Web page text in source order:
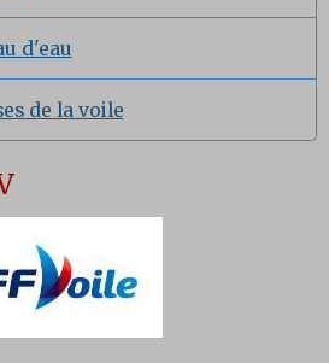
d'eau
de la voile